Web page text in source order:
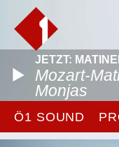
JETZT:
Mozart-
Monjas
Ö1 SOUND